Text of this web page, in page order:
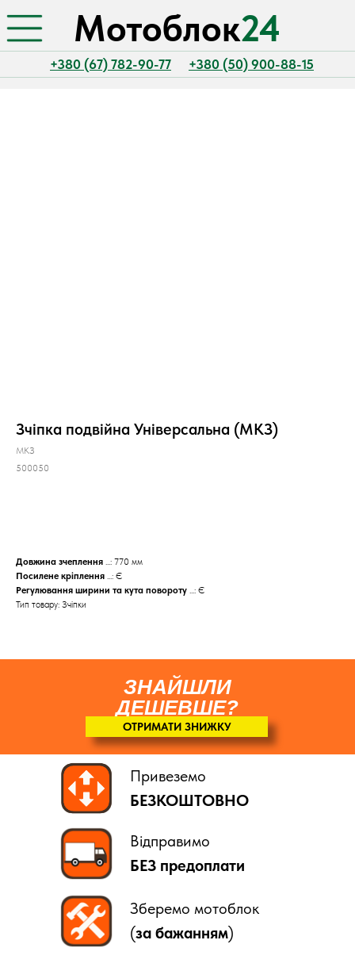
Мотоблок24
+380 (67) 782-90-77
Зчіпка подвійна Універсальна (МКЗ)
МКЗ
500050
Довжина зчеплення ...: 770 мм
Посилене кріплення ...: Є
Регулювання ширини та кута повороту ...: Є
Тип товару: Зчіпки
ЗНАЙШЛИ
ДЕШЕВШЕ?
ОТРИМАТИ ЗНИЖКУ
Відправимо
БЕЗ предоплати
Привеземо
БЕЗКОШТОВНО
Зберемо мотоблок
(за бажанням)